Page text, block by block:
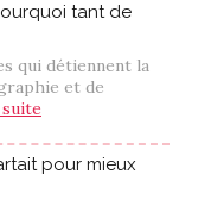
tant de
qui détiennent la
et de
pour mieux